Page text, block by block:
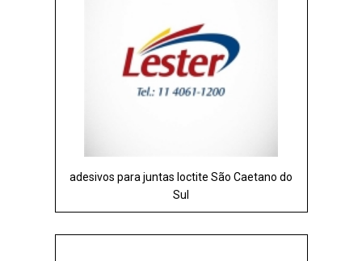
adesivos para juntas loctite São Caetano do
Sul